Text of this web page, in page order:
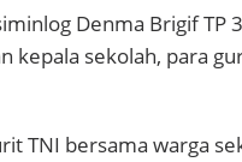
Denma Brigif TP
kepala sekolah, para
TNI bersama warga